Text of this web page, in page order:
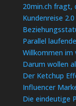
20min.ch
Kundenreise 2.0
Parallel
Willkommen im
Darum wollen
Der Ketchup
Influencer
Die eindeutige